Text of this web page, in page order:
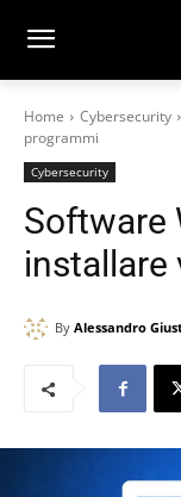
Home Cybersecurity
programmi
Cybersecurity
Software
installare
By Alessandro